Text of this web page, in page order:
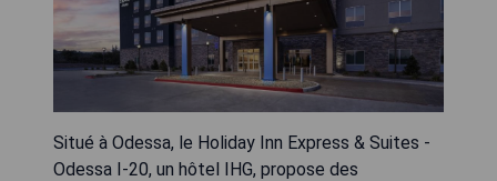
Situé à Odessa, le Holiday Inn Express & Suites -
Odessa I-20, un hôtel IHG, propose des